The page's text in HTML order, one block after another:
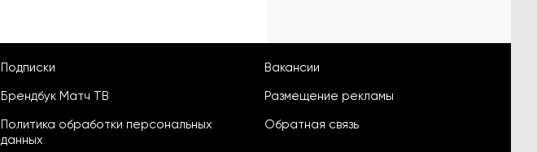
Подписки
Брендбук Матч ТВ
Политика обработки персональных
данных
Вакансии
Размещение рекламы
Обратная связь